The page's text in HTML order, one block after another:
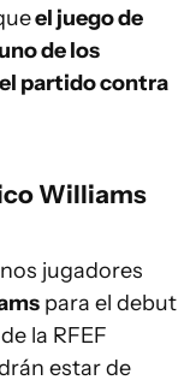
el juego de
de los
partido contra
Williams
jugadores
para el debut
la RFEF
estar de